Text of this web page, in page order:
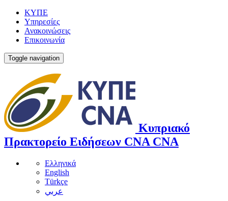
ΚΥΠΕ
Υπηρεσίες
Ανακοινώσεις
Επικοινωνία
Toggle navigation
Κυπριακό
Πρακτορείο Ειδήσεων CNA CNA
Ελληνικά
English
Türkçe
عربي